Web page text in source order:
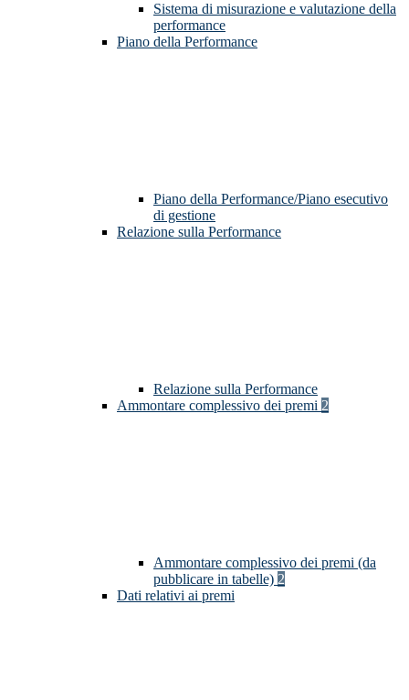
Sistema di misurazione e valutazione della
performance
Piano della Performance
Piano della Performance/Piano esecutivo
di gestione
Relazione sulla Performance
Relazione sulla Performance
Ammontare complessivo dei premi 2
Ammontare complessivo dei premi (da
pubblicare in tabelle) 2
Dati relativi ai premi